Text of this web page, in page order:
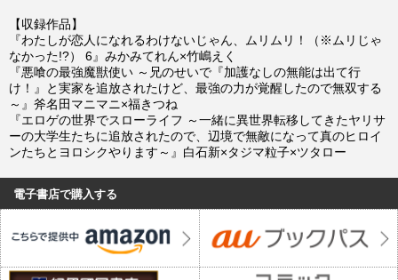
【収録作品】
『わたしが恋人になれるわけないじゃん、ムリムリ！（※ムリじゃ
なかった!?） 6』みかみてれん×竹嶋えく
『悪喰の最強魔獣使い ～兄のせいで『加護なしの無能は出て行
け！』と実家を追放されたけど、最強の力が覚醒したので無双する
～』斧名田マニマニ×福きつね
『エロゲの世界でスローライフ ～一緒に異世界転移してきたヤリサ
ーの大学生たちに追放されたので、辺境で無敵になって真のヒロイ
ンたちとヨロシクやります～』白石新×タジマ粒子×ツタロー
電子書店で購入する